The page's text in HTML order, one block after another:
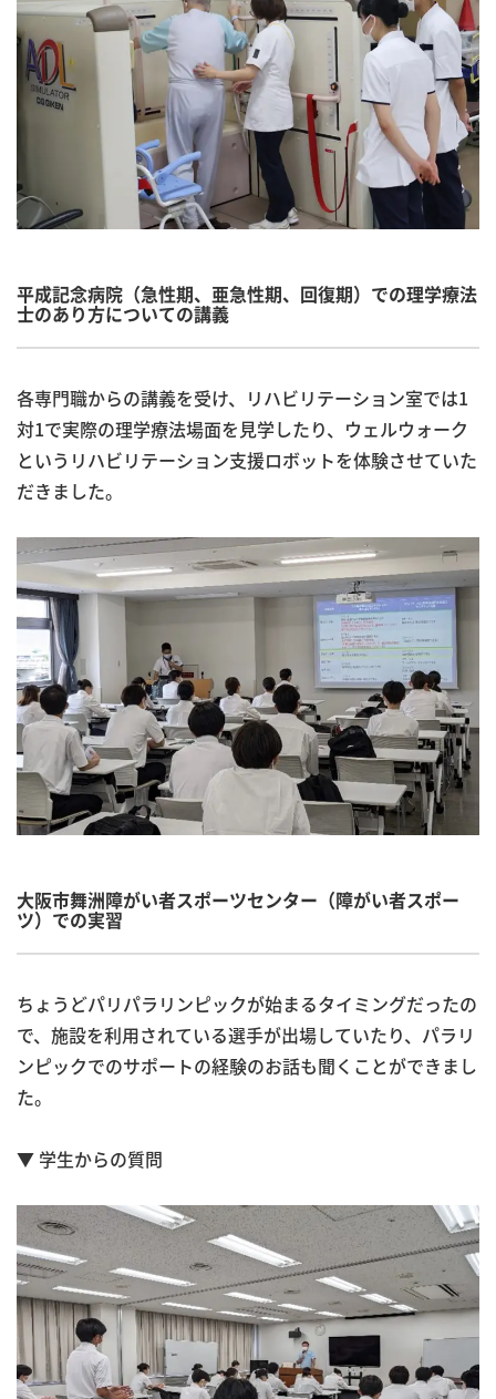
平成記念病院（急性期、亜急性期、回復期）での理学療法
士のあり方についての講義
各専門職からの講義を受け、リハビリテーション室では1
対1で実際の理学療法場面を見学したり、ウェルウォーク
というリハビリテーション支援ロボットを体験させていた
だきました。
大阪市舞洲障がい者スポーツセンター（障がい者スポー
ツ）での実習
ちょうどパリパラリンピックが始まるタイミングだったの
で、施設を利用されている選手が出場していたり、パラリ
ンピックでのサポートの経験のお話も聞くことができまし
た。
▼ 学生からの質問